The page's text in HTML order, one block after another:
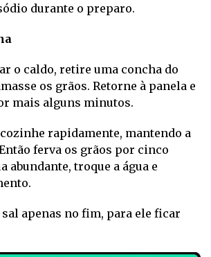
durante o preparo.
o caldo, retire uma concha do
os grãos. Retorne à panela e
mais alguns minutos.
cozinhe rapidamente, mantendo a
ferva os grãos por cinco
abundante, troque a água e
sal apenas no fim, para ele ficar